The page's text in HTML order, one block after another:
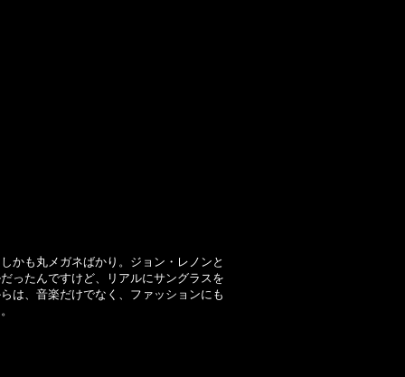
かも丸メガネばかり。ジョン・レノンと
ったんですけど、リアルにサングラスを
は、音楽だけでなく、ファッションにも